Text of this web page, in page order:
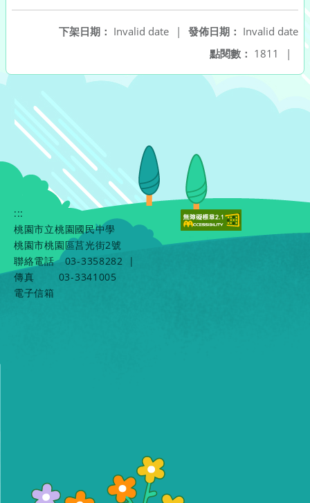
發佈日期： Invalid date
下架日期： Invalid date
|
點閱數： 1811 |
:::
桃園市立桃園國民中學
桃園市桃園區莒光街2號
聯絡電話
03-3358282
|
傳真
03-3341005
電子信箱